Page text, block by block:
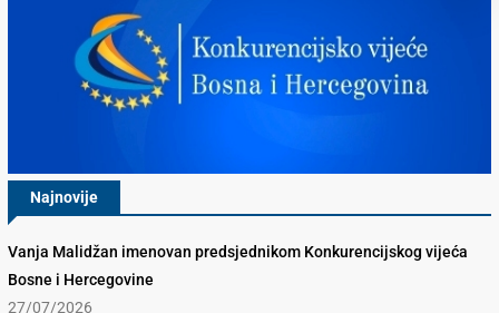
Najnovije
Vanja Malidžan imenovan predsjednikom Konkurencijskog vijeća
Bosne i Hercegovine
27/07/2026